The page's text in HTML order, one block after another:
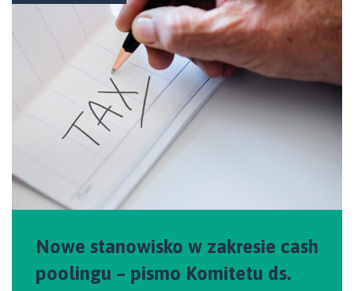
Nowe stanowisko w zakresie cash
poolingu – pismo Komitetu ds.